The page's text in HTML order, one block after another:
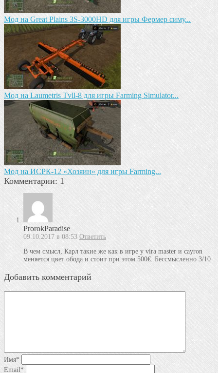
Мод на Great Plains 3S-3000HD для игры Фермер симу...
Мод на Laumetris Tvll-8 для игры Farming Simulator...
Мод на ИСРК-12 «Хозяин» для игры Farming...
Комментарии: 1
ProrokParadise
09.10.2017 в 08:53 Ответить
В чем смысл, Карл такие же как в игре у vira master и cayron
меняется цвет обода и стоит при этом 500€. Бессмысленно 3/10
Добавить комментарий
Имя*
Email*